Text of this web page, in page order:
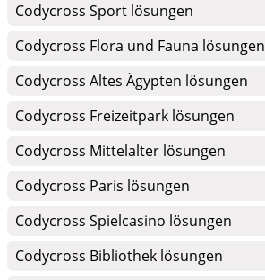
Codycross Sport lösungen
Codycross Flora und Fauna lösungen
Codycross Altes Ägypten lösungen
Codycross Freizeitpark lösungen
Codycross Mittelalter lösungen
Codycross Paris lösungen
Codycross Spielcasino lösungen
Codycross Bibliothek lösungen